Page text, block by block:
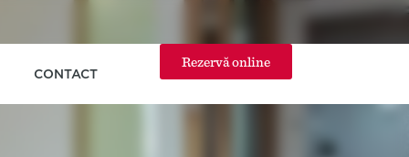
CONTACT
Rezervă online